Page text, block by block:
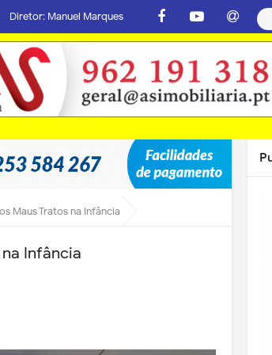
Diretor: Manuel Marques
Maus Tratos na Infância
Infância